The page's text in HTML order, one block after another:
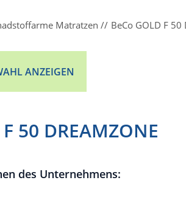
Matratzen BeCo GOLD F 50
ANZEIGEN
50 DREAMZONE
des Unternehmens: